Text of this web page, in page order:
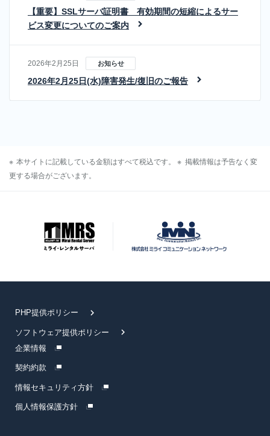
ー
ビ
ラウド
サービ
サー
ービ
SSL
サ
ー
明
書
【重要】SSLサーバ証明書 有効期間の短縮によるサー
ビス変更についてのご案内
2026年2月25日 お知らせ
2026年2月25日(水)障害発生/復旧のご報告
本サイトに記載している金額はすべて税込です。
掲載情報は予告なく変
更する場合がございます。
PHP提供ポリシー
ソフトウェア提供ポリシー
企業情報
契約約款
情報セキュリティ方針
個人情報保護方針